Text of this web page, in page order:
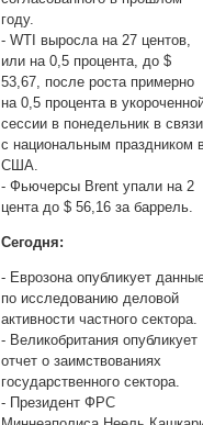
году.
- WTI выросла на 27 центов,
или на 0,5 процента, до $
53,67, после роста примерно
на 0,5 процента в
сессии в понедельник в связи
с национальным праздником
США.
- Фьючерсы Brent упали на 2
цента до $ 56,16 за баррель.
Сегодня:
- Еврозона опубликует
по исследованию деловой
активности частного сектора.
- Великобритания опубликует
отчет о заимствованиях
государственного сектора.
- Президент ФРС